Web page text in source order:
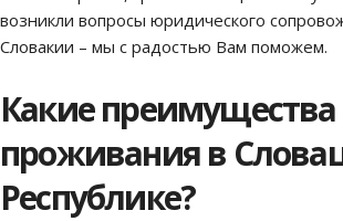
возникли вопросы юридического
Словакии – мы с радостью Вам поможем.
Какие преимущества
проживания в
Республике?